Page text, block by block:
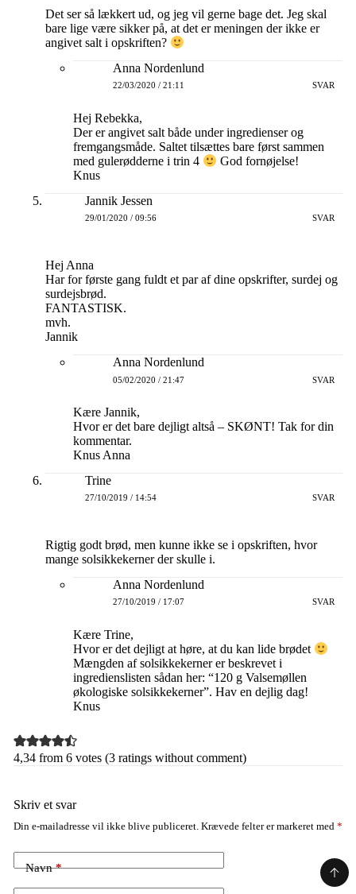
Det ser så lækkert ud, og jeg vil gerne bage det. Jeg skal
bare lige være sikker på, at det er meningen der ikke er
angivet salt i opskriften?
Anna Nordenlund
22/03/2020 / 21:11 SVAR
Hej Rebekka,
Der er angivet salt både under ingredienser og
fremgangsmåde. Saltet tilsættes bare først sammen
med gulerødderne i trin 4
God fornøjelse!
Knus
Jannik Jessen
29/01/2020 / 09:56 SVAR
Hej Anna
Har for første gang fuldt et par af dine opskrifter, surdej og
surdejsbrød.
FANTASTISK.
mvh.
Jannik
Anna Nordenlund
05/02/2020 / 21:47 SVAR
Kære Jannik,
Hvor er det bare dejligt altså – SKØNT! Tak for din
kommentar.
Knus Anna
Trine
27/10/2019 / 14:54 SVAR
Rigtig godt brød, men kunne ikke se i opskriften, hvor
mange solsikkekerner der skulle i.
Anna Nordenlund
27/10/2019 / 17:07 SVAR
Kære Trine,
Hvor er det dejligt at høre, at du kan lide brødet
Mængden af solsikkekerner er beskrevet i
ingredienslisten sådan her: “120 g Valsemøllen
økologiske solsikkekerner”. Hav en dejlig dag!
Knus
4,34 from 6 votes (3 ratings without comment)
Skriv et svar
Din e-mailadresse vil ikke blive publiceret. Krævede felter er markeret med *
Navn*